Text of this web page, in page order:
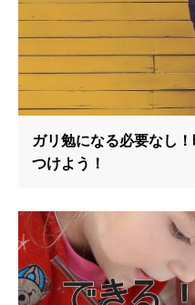
ガリ勉になる必要なし
つけよう！